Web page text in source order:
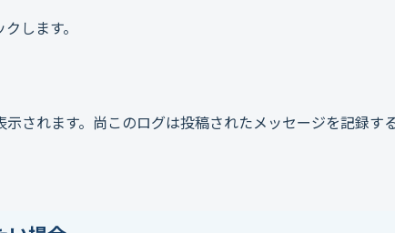
します。
されます。尚このログは投稿されたメッセージを記録す